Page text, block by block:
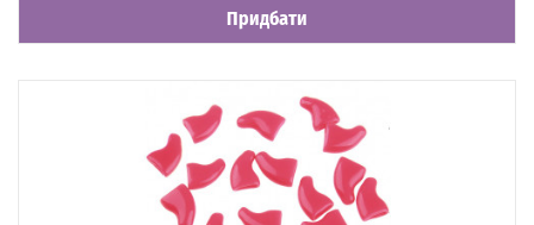
Придбати